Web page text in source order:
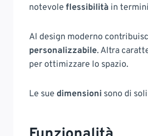
notevole flessibilità in
Al design moderno
personalizzabile. Altra
per ottimizzare lo spazio.
Le sue dimensioni sono di soli